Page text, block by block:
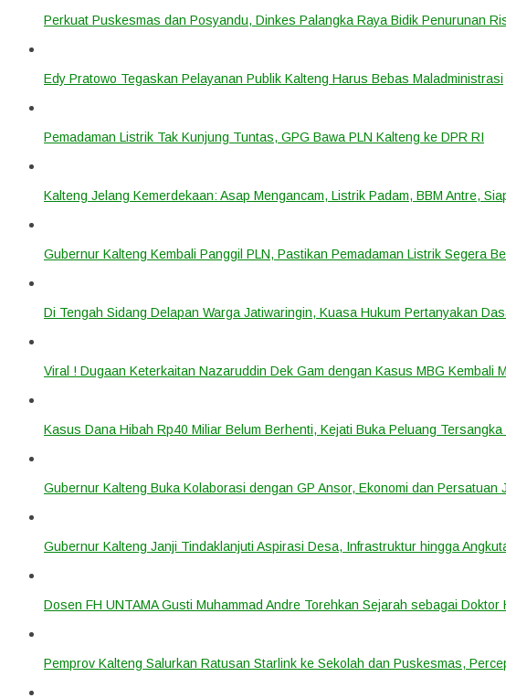
Perkuat Puskesmas dan Posyandu, Dinkes Palangka Raya Bidik Penurunan
Edy Pratowo Tegaskan Pelayanan Publik Kalteng Harus Bebas Maladministrasi
Pemadaman Listrik Tak Kunjung Tuntas, GPG Bawa PLN Kalteng ke DPR RI
Kalteng Jelang Kemerdekaan: Asap Mengancam, Listrik Padam, BBM Antre,
Gubernur Kalteng Kembali Panggil PLN, Pastikan Pemadaman Listrik Segera
Di Tengah Sidang Delapan Warga Jatiwaringin, Kuasa Hukum Pertanyakan
Viral ! Dugaan Keterkaitan Nazaruddin Dek Gam dengan Kasus MBG Kembali
Kasus Dana Hibah Rp40 Miliar Belum Berhenti, Kejati Buka Peluang Tersangka
Gubernur Kalteng Buka Kolaborasi dengan GP Ansor, Ekonomi dan Persatuan
Gubernur Kalteng Janji Tindaklanjuti Aspirasi Desa, Infrastruktur hingga
Dosen FH UNTAMA Gusti Muhammad Andre Torehkan Sejarah sebagai
Pemprov Kalteng Salurkan Ratusan Starlink ke Sekolah dan Puskesmas,